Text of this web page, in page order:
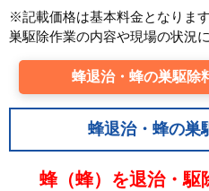
※記載価格は基本料金となりま
巣駆除作業の内容や現場の状況
蜂退治・蜂の巣駆除
蜂退治・蜂の巣
蜂（蜂）を退治・駆